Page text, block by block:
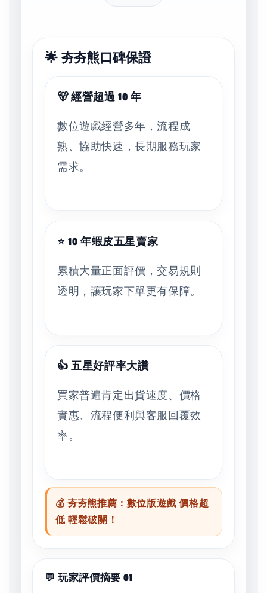
🌟 夯夯熊口碑保證
🐻 經營超過 10 年
數位遊戲經營多年，流程成
熟、協助快速，長期服務玩家
需求。
⭐ 10 年蝦皮五星賣家
累積大量正面評價，交易規則
透明，讓玩家下單更有保障。
👍 五星好評率大讚
買家普遍肯定出貨速度、價格
實惠、流程便利與客服回覆效
率。
💰 夯夯熊推薦：數位版遊戲 價格超
低 輕鬆破關！
💬 玩家評價摘要 01